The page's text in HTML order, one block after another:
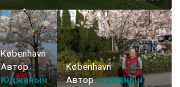
København
Автор
Юджаныч
København
АвторЮджаныч